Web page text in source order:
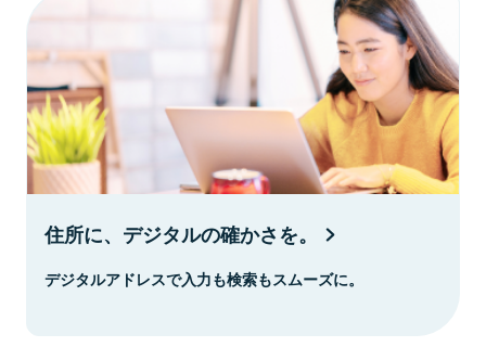
住所に、デジタルの確かさを。
デジタルアドレスで入力も検索もスムーズに。